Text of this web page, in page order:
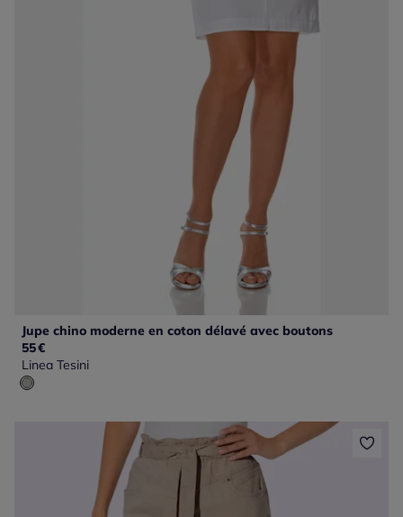
Jupe chino moderne en coton délavé avec boutons
55€
Linea Tesini